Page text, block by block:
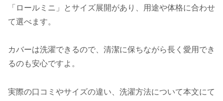
「ロールミニ」とサイズ展開があり、用途や体格に合わせ
て選べます。
カバーは洗濯できるので、清潔に保ちながら長く愛用でき
るのも安心ですよ。
実際の口コミやサイズの違い、洗濯方法について本文にて